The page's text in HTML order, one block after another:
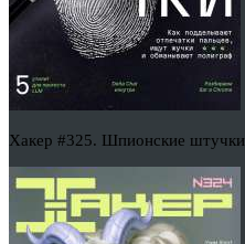
Хакер #325. Шпионские штучки